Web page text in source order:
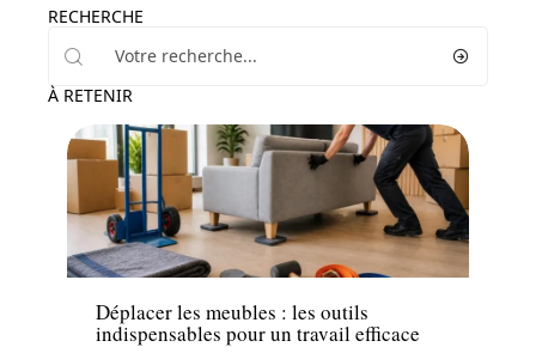
RECHERCHE
À RETENIR
Déménagement
Déplacer les meubles : les outils
indispensables pour un travail efficace